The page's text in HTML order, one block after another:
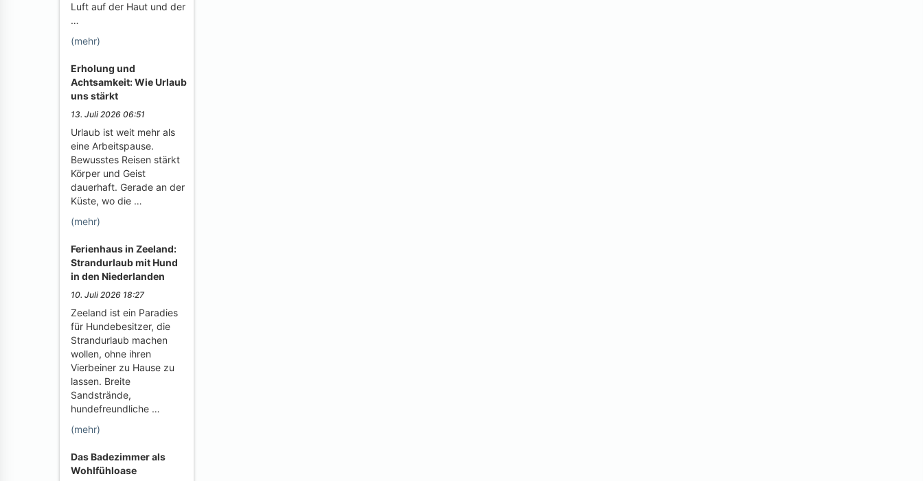
Luft auf der Haut und der
…
(mehr)
Erholung und
Achtsamkeit: Wie Urlaub
uns stärkt
13. Juli 2026 06:51
Urlaub ist weit mehr als
eine Arbeitspause.
Bewusstes Reisen stärkt
Körper und Geist
dauerhaft. Gerade an der
Küste, wo die …
(mehr)
Ferienhaus in Zeeland:
Strandurlaub mit Hund
in den Niederlanden
10. Juli 2026 18:27
Zeeland ist ein Paradies
für Hundebesitzer, die
Strandurlaub machen
wollen, ohne ihren
Vierbeiner zu Hause zu
lassen. Breite
Sandstrände,
hundefreundliche …
(mehr)
Das Badezimmer als
Wohlfühloase